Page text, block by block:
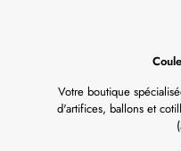
Votre boutique
d'artifices, ballons et